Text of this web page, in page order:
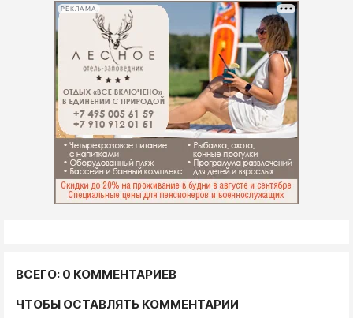
РЕКЛАМА
ВСЕГО: 0 КОММЕНТАРИЕВ
ЧТОБЫ ОСТАВЛЯТЬ КОММЕНТАРИИ